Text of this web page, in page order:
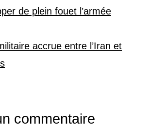
de plein fouet l’armée
accrue entre l’Iran et
commentaire